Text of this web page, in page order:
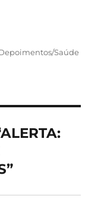
Saúde